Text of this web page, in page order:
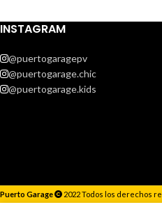
INSTAGRAM
@puertogaragepv
@puertogarage.chic
@puertogarage.kids
Puerto Garage 2022 Todos los derechos